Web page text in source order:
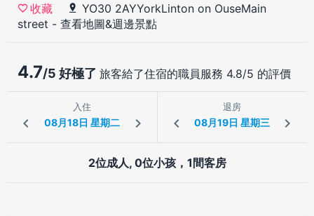
收藏
YO30 2AYYorkLinton on OuseMain
street - 查看地圖&週邊景點
4.7/5 好極了 旅客給了住宿的職員服務 4.8/5 的評價
入住 退房
2位成人, 0位小孩，1間客房